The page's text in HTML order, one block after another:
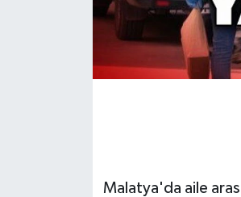
Malatya'da aile
GÜNDEM